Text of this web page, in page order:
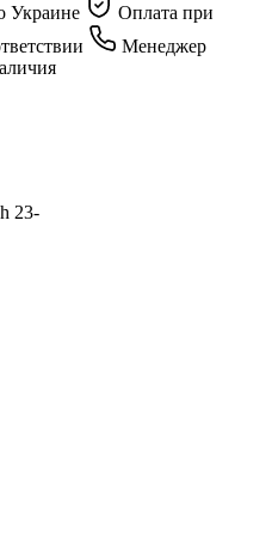
Украине
Оплата при
Менеджер
23-